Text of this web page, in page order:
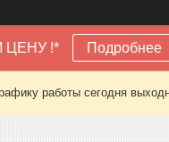
!* Подробнее
работы сегодня